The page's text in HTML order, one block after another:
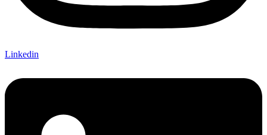
Linkedin